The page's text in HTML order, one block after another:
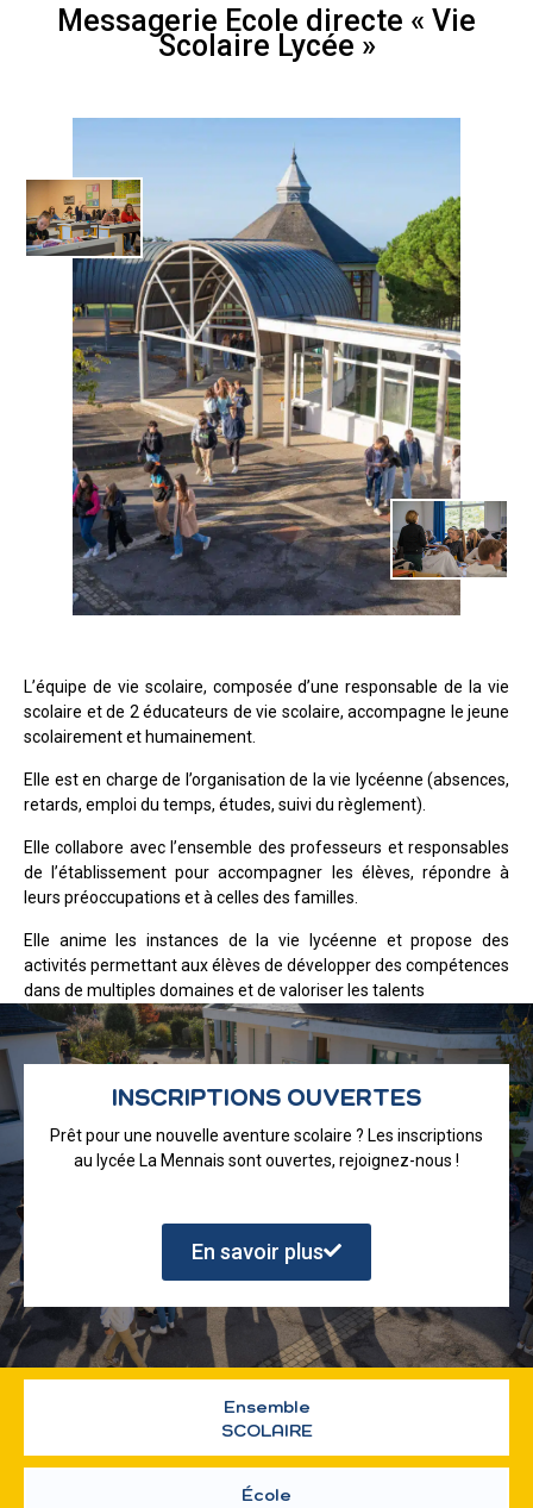
Messagerie Ecole directe « Vie
Scolaire Lycée »
L’équipe de vie scolaire, composée d’une responsable de la vie
scolaire et de 2 éducateurs de vie scolaire, accompagne le jeune
scolairement et humainement.
Elle est en charge de l’organisation de la vie lycéenne (absences,
retards, emploi du temps, études, suivi du règlement).
Elle collabore avec l’ensemble des professeurs et responsables
de l’établissement pour accompagner les élèves, répondre à
leurs préoccupations et à celles des familles.
Elle anime les instances de la vie lycéenne et propose des
activités permettant aux élèves de développer des compétences
dans de multiples domaines et de valoriser les talents
INSCRIPTIONS OUVERTES
Prêt pour une nouvelle aventure scolaire ? Les inscriptions
au lycée La Mennais sont ouvertes, rejoignez-nous !
En savoir plus
Ensemble
SCOLAIRE
École